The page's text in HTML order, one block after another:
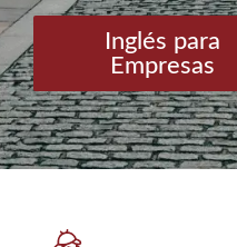
Inglés para
Empresas